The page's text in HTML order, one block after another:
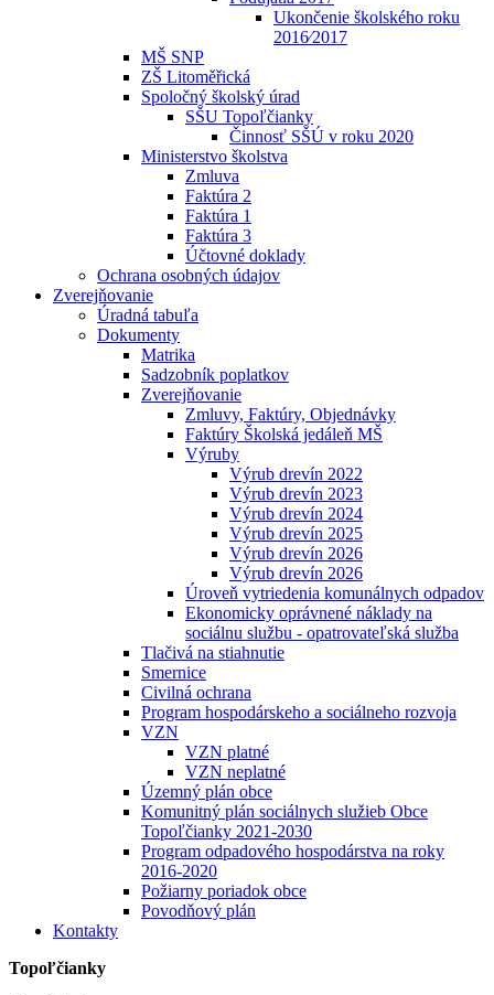
Ukončenie školského roku
2016⁄2017
MŠ SNP
ZŠ Litoměřická
Spoločný školský úrad
SŠU Topoľčianky
Činnosť SŠÚ v roku 2020
Ministerstvo školstva
Zmluva
Faktúra 2
Faktúra 1
Faktúra 3
Účtovné doklady
Ochrana osobných údajov
Zverejňovanie
Úradná tabuľa
Dokumenty
Matrika
Sadzobník poplatkov
Zverejňovanie
Zmluvy, Faktúry, Objednávky
Faktúry Školská jedáleň MŠ
Výruby
Výrub drevín 2022
Výrub drevín 2023
Výrub drevín 2024
Výrub drevín 2025
Výrub drevín 2026
Výrub drevín 2026
Úroveň vytriedenia komunálnych odpadov
Ekonomicky oprávnené náklady na
sociálnu službu - opatrovateľská služba
Tlačivá na stiahnutie
Smernice
Civilná ochrana
Program hospodárskeho a sociálneho rozvoja
VZN
VZN platné
VZN neplatné
Územný plán obce
Komunitný plán sociálnych služieb Obce
Topoľčianky 2021-2030
Program odpadového hospodárstva na roky
2016-2020
Požiarny poriadok obce
Povodňový plán
Kontakty
Topoľčianky